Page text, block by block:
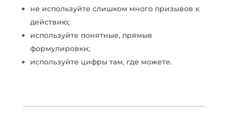
не используйте слишком много призывов к
действию;
используйте понятные, прямые
формулировки;
используйте цифры там, где можете.